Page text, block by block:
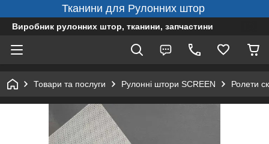
Тканини для Рулонних штор
Виробник рулонних штор, тканини, запчастини
Товари та послуги Рулонні штори SCREEN Ролети